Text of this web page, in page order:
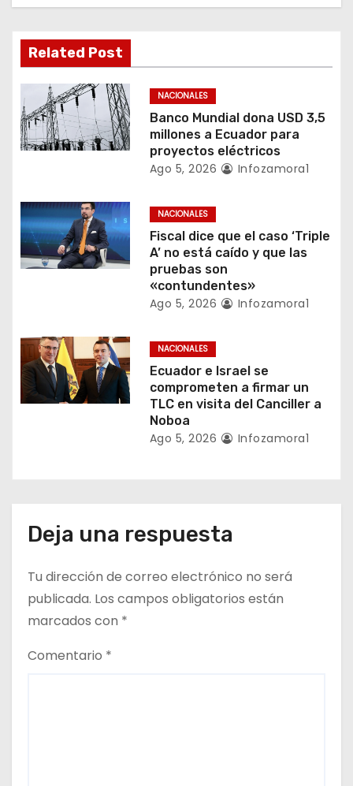
n
d
e
e
t
r
a
s
Related Post
NACIONALES
Banco Mundial dona USD 3,5
millones a Ecuador para
proyectos eléctricos
Ago 5, 2026 Infozamora1
NACIONALES
Fiscal dice que el caso ‘Triple
A’ no está caído y que las
pruebas son
«contundentes»
Ago 5, 2026 Infozamora1
NACIONALES
Ecuador e Israel se
comprometen a firmar un
TLC en visita del Canciller a
Noboa
Ago 5, 2026 Infozamora1
Deja una respuesta
Tu dirección de correo electrónico no será
publicada. Los campos obligatorios están
marcados con *
Comentario *